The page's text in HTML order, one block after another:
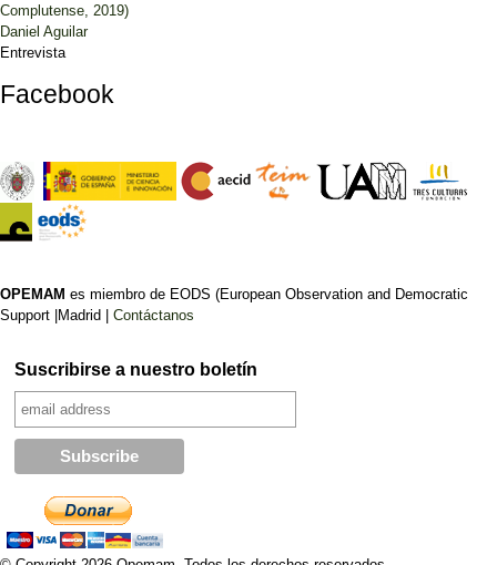
Complutense, 2019)
Daniel Aguilar
Entrevista
Facebook
OPEMAM es miembro de EODS (European Observation and Democratic
Support |Madrid | Contáctanos
Suscribirse a nuestro boletín